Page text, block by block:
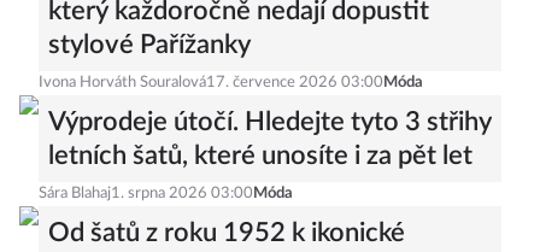
který každoročně nedají dopustit
stylové Pařížanky
Ivona Horváth Souralová17. července 2026 03:00 Móda
Výprodeje útočí. Hledejte tyto 3 střihy
letních šatů, které unosíte i za pět let
Sára Blahaj1. srpna 2026 03:00 Móda
Od šatů z roku 1952 k ikonické